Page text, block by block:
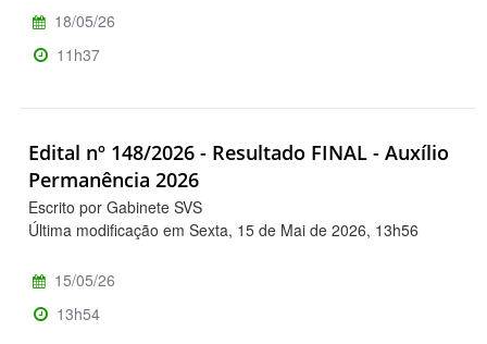
18/05/26
11h37
Edital nº 148/2026 - Resultado FINAL - Auxílio
Permanência 2026
Escrito por Gabinete SVS
Última modificação em Sexta, 15 de Mai de 2026, 13h56
15/05/26
13h54